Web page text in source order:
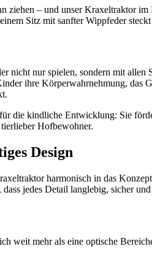
ziehen – und unser Kraxeltraktor
Sitz mit sanfter Wippfeder
nicht nur spielen, sondern mit
ihre Körperwahrnehmung, das
die kindliche Entwicklung: Sie
Hofbewohner.
Design
harmonisch in das
jedes Detail langlebig, sicher und
weit mehr als eine optische